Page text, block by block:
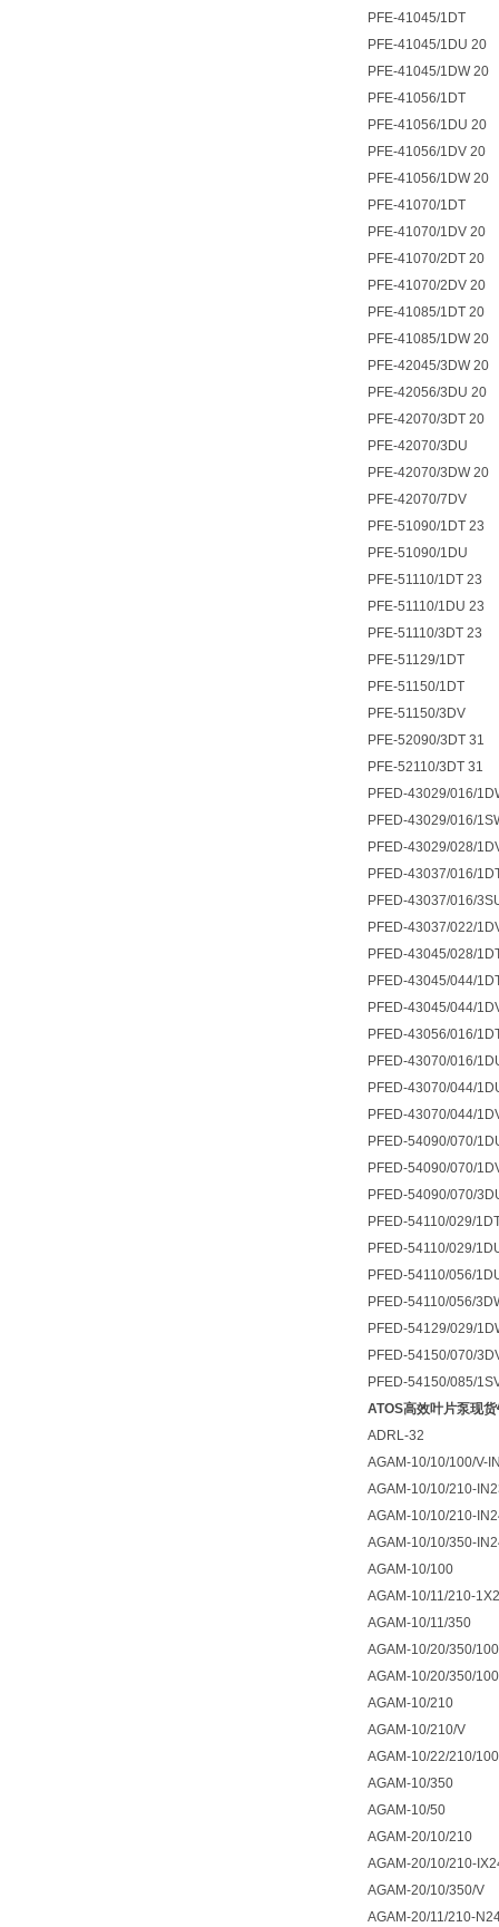
PFE-41045/1DT
PFE-41045/1DU 20
PFE-41045/1DW 20
PFE-41056/1DT
PFE-41056/1DU 20
PFE-41056/1DV 20
PFE-41056/1DW 20
PFE-41070/1DT
PFE-41070/1DV 20
PFE-41070/2DT 20
PFE-41070/2DV 20
PFE-41085/1DT 20
PFE-41085/1DW 20
PFE-42045/3DW 20
PFE-42056/3DU 20
PFE-42070/3DT 20
PFE-42070/3DU
PFE-42070/3DW 20
PFE-42070/7DV
PFE-51090/1DT 23
PFE-51090/1DU
PFE-51110/1DT 23
PFE-51110/1DU 23
PFE-51110/3DT 23
PFE-51129/1DT
PFE-51150/1DT
PFE-51150/3DV
PFE-52090/3DT 31
PFE-52110/3DT 31
PFED-43029/016/
PFED-43029/016/
PFED-43029/028/
PFED-43037/016/
PFED-43037/016/
PFED-43037/022/
PFED-43045/028/
PFED-43045/044/
PFED-43045/044/
PFED-43056/016/
PFED-43070/016/
PFED-43070/044/
PFED-43070/044/
PFED-54090/070/
PFED-54090/070/
PFED-54090/070/
PFED-54110/029/
PFED-54110/029/
PFED-54110/056/
PFED-54110/056/
PFED-54129/029/
PFED-54150/070/
PFED-54150/085/
ATOS高效叶片泵现
ADRL-32
AGAM-10/10/100/V-
AGAM-10/10/210-
AGAM-10/10/210-
AGAM-10/10/350-
AGAM-10/100
AGAM-10/11/210-
AGAM-10/11/350
AGAM-10/20/350/
AGAM-10/20/350/
AGAM-10/210
AGAM-10/210/V
AGAM-10/22/210/
AGAM-10/350
AGAM-10/50
AGAM-20/10/210
AGAM-20/10/210-
AGAM-20/10/350/V
AGAM-20/11/210-